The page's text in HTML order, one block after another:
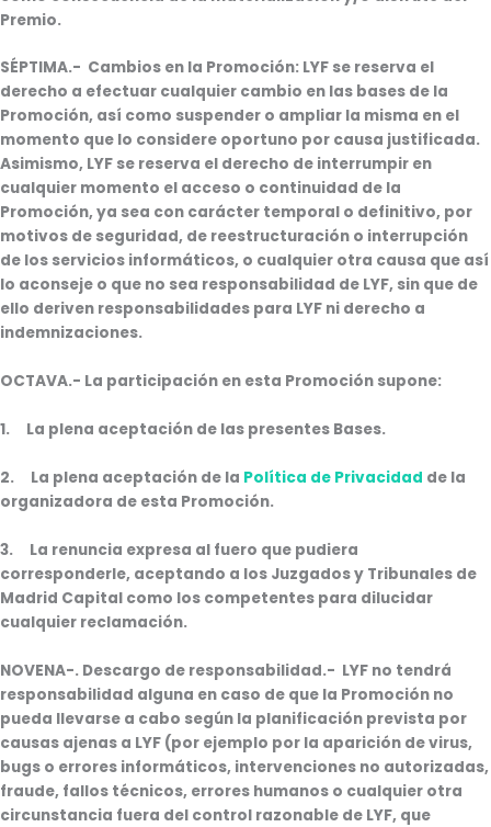
Premio.
SÉPTIMA.- Cambios en la Promoción: LYF se reserva el
derecho a efectuar cualquier cambio en las bases de la
Promoción, así como suspender o ampliar la misma en el
momento que lo considere oportuno por causa justificada.
Asimismo, LYF se reserva el derecho de interrumpir en
cualquier momento el acceso o continuidad de la
Promoción, ya sea con carácter temporal o definitivo, por
motivos de seguridad, de reestructuración o interrupción
de los servicios informáticos, o cualquier otra causa que así
lo aconseje o que no sea responsabilidad de LYF, sin que de
ello deriven responsabilidades para LYF ni derecho a
indemnizaciones.
OCTAVA.- La participación en esta Promoción supone:
1. La plena aceptación de las presentes Bases.
2. La plena aceptación de la Política de Privacidad de la
organizadora de esta Promoción.
3. La renuncia expresa al fuero que pudiera
corresponderle, aceptando a los Juzgados y Tribunales de
Madrid Capital como los competentes para dilucidar
cualquier reclamación.
NOVENA-. Descargo de responsabilidad.- LYF no tendrá
responsabilidad alguna en caso de que la Promoción no
pueda llevarse a cabo según la planificación prevista por
causas ajenas a LYF (por ejemplo por la aparición de virus,
bugs o errores informáticos, intervenciones no autorizadas,
fraude, fallos técnicos, errores humanos o cualquier otra
circunstancia fuera del control razonable de LYF, que